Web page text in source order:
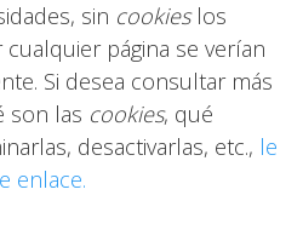
sin cookieslos
página se verían
Si desea consultar más
son las cookies, qué
desactivarlas, etc., le
enlace.